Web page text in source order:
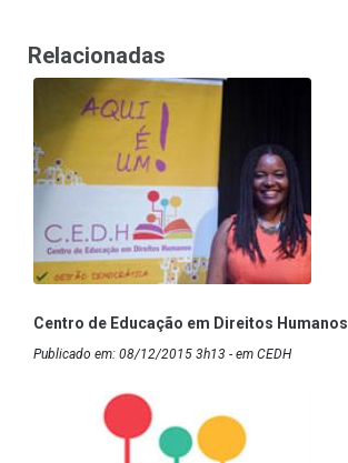
Relacionadas
Centro de Educação em Direitos Humanos
Publicado em: 08/12/2015 3h13 - em CEDH